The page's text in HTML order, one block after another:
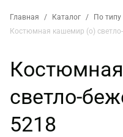
Главная / Каталог / По типу
Костюмная кашемир (о)
светло-
5218